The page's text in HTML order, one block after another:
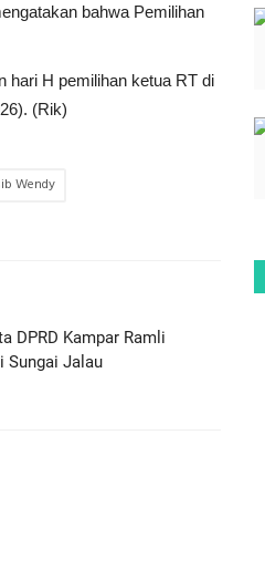
bahwa Pemilihan
hari H pemilihan ketua RT di
(Rik)
Wendy
DPRD Kampar Ramli
Sungai Jalau